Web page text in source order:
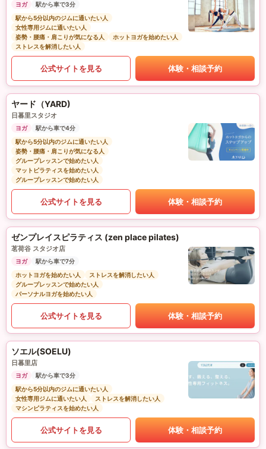
ヨガ
駅から車で3分
駅から5分以内のジムに通いたい人
女性専用ジムに通いたい人
姿勢・腰痛・肩こりが気になる人
ホットヨガを始めたい人
ストレスを解消したい人
公式サイトを見る 体験・相談予約
ヤード（YARD)
日暮里スタジオ
ヨガ
駅から車で4分
駅から5分以内のジムに通いたい人
姿勢・腰痛・肩こりが気になる人
グループレッスンで始めたい人
マットピラティスを始めたい人
グループレッスンで始めたい人
公式サイトを見る 体験・相談予約
ゼンプレイスピラティス (zen place pilates)
茗荷谷 スタジオ店
ヨガ
駅から車で7分
ホットヨガを始めたい人
ストレスを解消したい人
グループレッスンで始めたい人
パーソナルヨガを始めたい人
公式サイトを見る 体験・相談予約
ソエル(SOELU)
日暮里店
ヨガ
駅から車で3分
駅から5分以内のジムに通いたい人
女性専用ジムに通いたい人
ストレスを解消したい人
マシンピラティスを始めたい人
公式サイトを見る 体験・相談予約